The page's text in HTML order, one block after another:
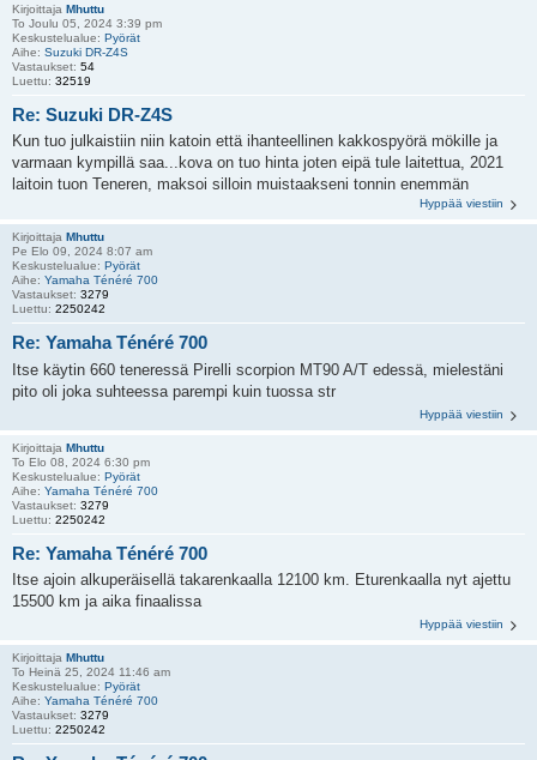
Kirjoittaja Mhuttu
To Joulu 05, 2024 3:39 pm
Keskustelualue: Pyörät
Aihe: Suzuki DR-Z4S
Vastaukset: 54
Luettu: 32519
Re: Suzuki DR-Z4S
Kun tuo julkaistiin niin katoin että ihanteellinen kakkospyörä mökille ja
varmaan kympillä saa...kova on tuo hinta joten eipä tule laitettua, 2021
laitoin tuon Teneren, maksoi silloin muistaakseni tonnin enemmän
Hyppää viestiin
Kirjoittaja Mhuttu
Pe Elo 09, 2024 8:07 am
Keskustelualue: Pyörät
Aihe: Yamaha Ténéré 700
Vastaukset: 3279
Luettu: 2250242
Re: Yamaha Ténéré 700
Itse käytin 660 teneressä Pirelli scorpion MT90 A/T edessä, mielestäni
pito oli joka suhteessa parempi kuin tuossa str
Hyppää viestiin
Kirjoittaja Mhuttu
To Elo 08, 2024 6:30 pm
Keskustelualue: Pyörät
Aihe: Yamaha Ténéré 700
Vastaukset: 3279
Luettu: 2250242
Re: Yamaha Ténéré 700
Itse ajoin alkuperäisellä takarenkaalla 12100 km. Eturenkaalla nyt ajettu
15500 km ja aika finaalissa
Hyppää viestiin
Kirjoittaja Mhuttu
To Heinä 25, 2024 11:46 am
Keskustelualue: Pyörät
Aihe: Yamaha Ténéré 700
Vastaukset: 3279
Luettu: 2250242